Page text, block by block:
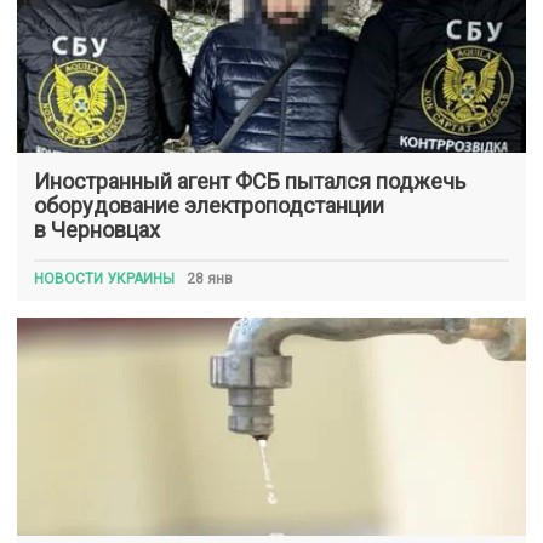
Иностранный агент ФСБ пытался поджечь
оборудование электроподстанции
в Черновцах
НОВОСТИ УКРАИНЫ 28 янв